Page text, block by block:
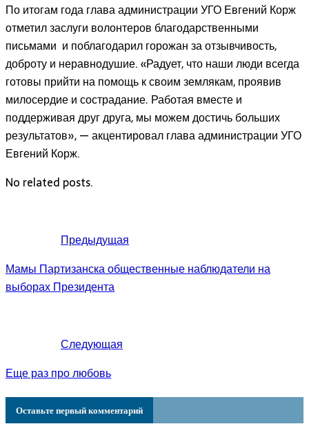
По итогам года глава администрации УГО Евгений Корж
отметил заслуги волонтеров благодарственными
письмами и поблагодарил горожан за отзывчивость,
доброту и неравнодушие. «Радует, что наши люди всегда
готовы прийти на помощь к своим землякам, проявив
милосердие и сострадание. Работая вместе и
поддерживая друг друга, мы можем достичь больших
результатов», — акцентировал глава администрации УГО
Евгений Корж.
No related posts.
Предыдущая
Мамы Партизанска общественные наблюдатели на
выборах Президента
Следующая
Еще раз про любовь
Оставьте первый комментарий